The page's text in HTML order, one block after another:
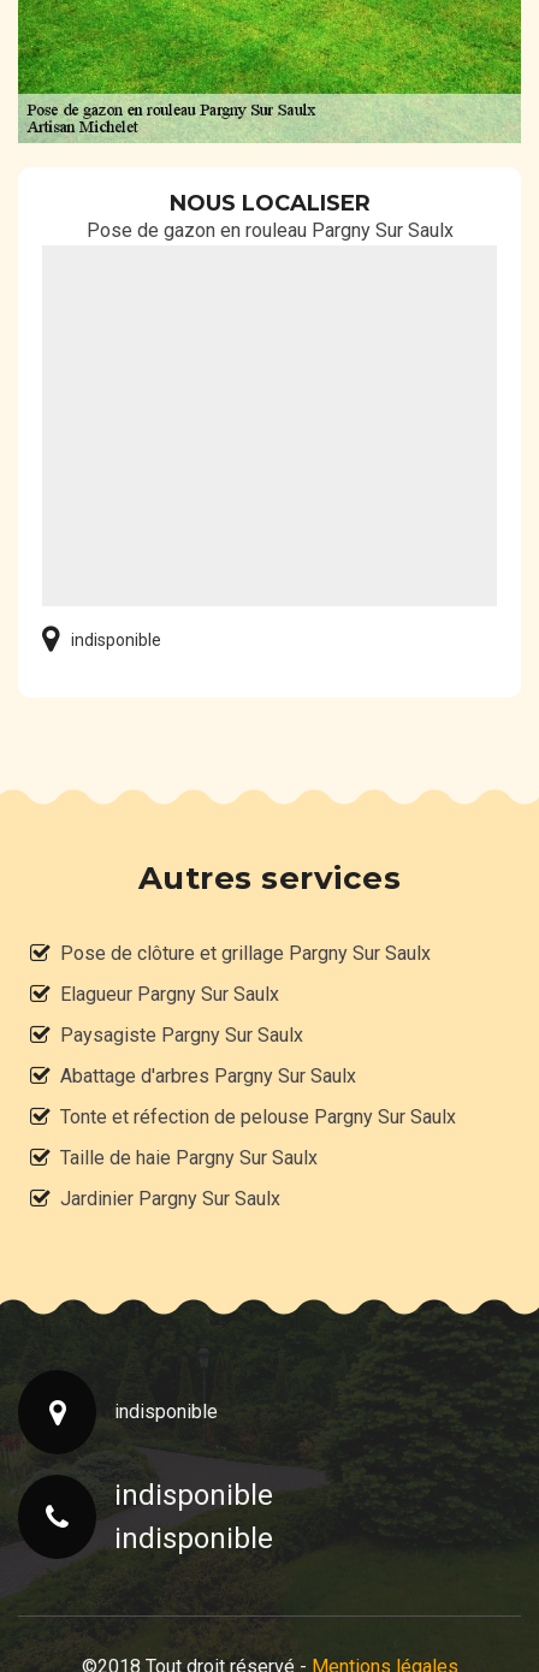
NOUS LOCALISER
Pose de gazon en rouleau Pargny Sur Saulx
indisponible
Autres services
Pose de clôture et grillage Pargny Sur Saulx
Elagueur Pargny Sur Saulx
Paysagiste Pargny Sur Saulx
Abattage d'arbres Pargny Sur Saulx
Tonte et réfection de pelouse Pargny Sur Saulx
Taille de haie Pargny Sur Saulx
Jardinier Pargny Sur Saulx
indisponible
indisponible
indisponible
©2018 Tout droit réservé - Mentions légales